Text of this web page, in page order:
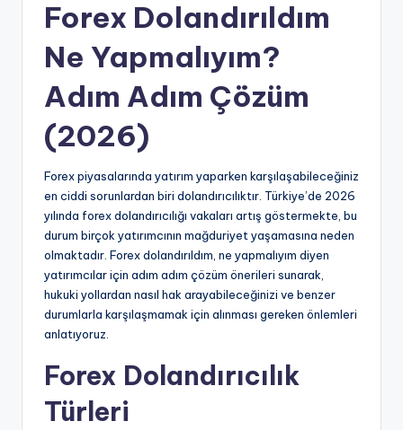
Forex Dolandırıldım
Ne Yapmalıyım?
Adım Adım Çözüm
(2026)
Forex piyasalarında yatırım yaparken karşılaşabileceğiniz
en ciddi sorunlardan biri dolandırıcılıktır. Türkiye’de 2026
yılında forex dolandırıcılığı vakaları artış göstermekte, bu
durum birçok yatırımcının mağduriyet yaşamasına neden
olmaktadır. Forex dolandırıldım, ne yapmalıyım diyen
yatırımcılar için adım adım çözüm önerileri sunarak,
hukuki yollardan nasıl hak arayabileceğinizi ve benzer
durumlarla karşılaşmamak için alınması gereken önlemleri
anlatıyoruz.
Forex Dolandırıcılık
Türleri